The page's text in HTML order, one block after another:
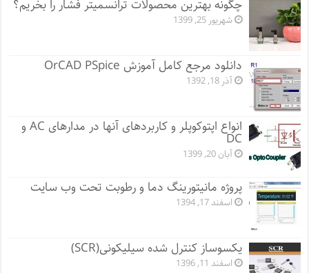
چگونه بهترین محصولات ترانسمیتر فشار را بخریم؟
شهریور 25, 1399
دانلود مرجع کامل آموزش OrCAD PSpice
آذر 18, 1392
انواع اپتوکوپلر و کاربردهای آنها در مدارهای AC و
DC
آبان 20, 1399
پروژه مانيتورينگ دما و رطوبت تحت وب سایت
اسفند 17, 1394
یکسوساز کنترل شده سیلیکونی(SCR)
اسفند 11, 1396